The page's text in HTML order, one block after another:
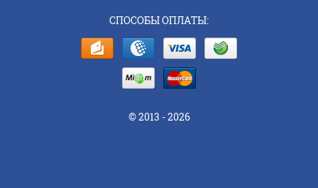
СПОСОБЫ ОПЛАТЫ:
© 2013 - 2026